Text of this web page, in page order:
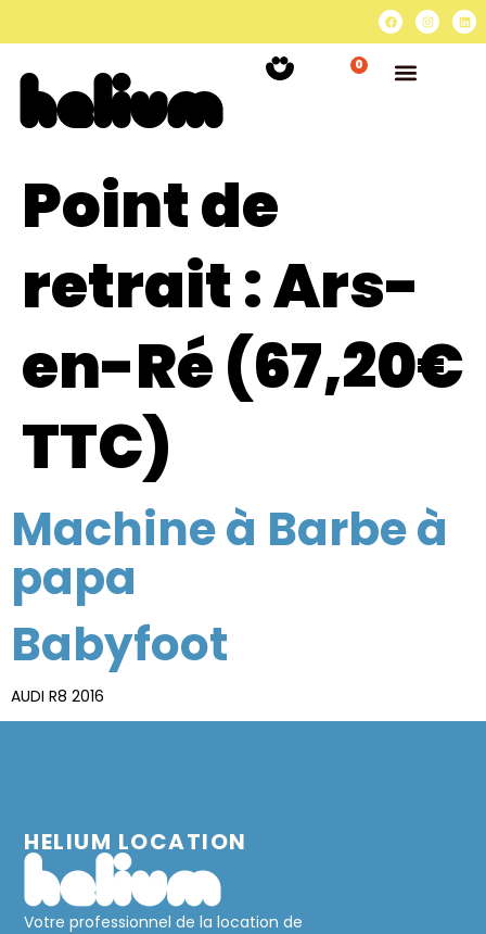
0
Point de
retrait :Ars-
en-Ré (67,20€
TTC)
Machine à Barbe à
papa
Babyfoot
AUDI R8 2016
HELIUM LOCATION
Votre professionnel de la location de